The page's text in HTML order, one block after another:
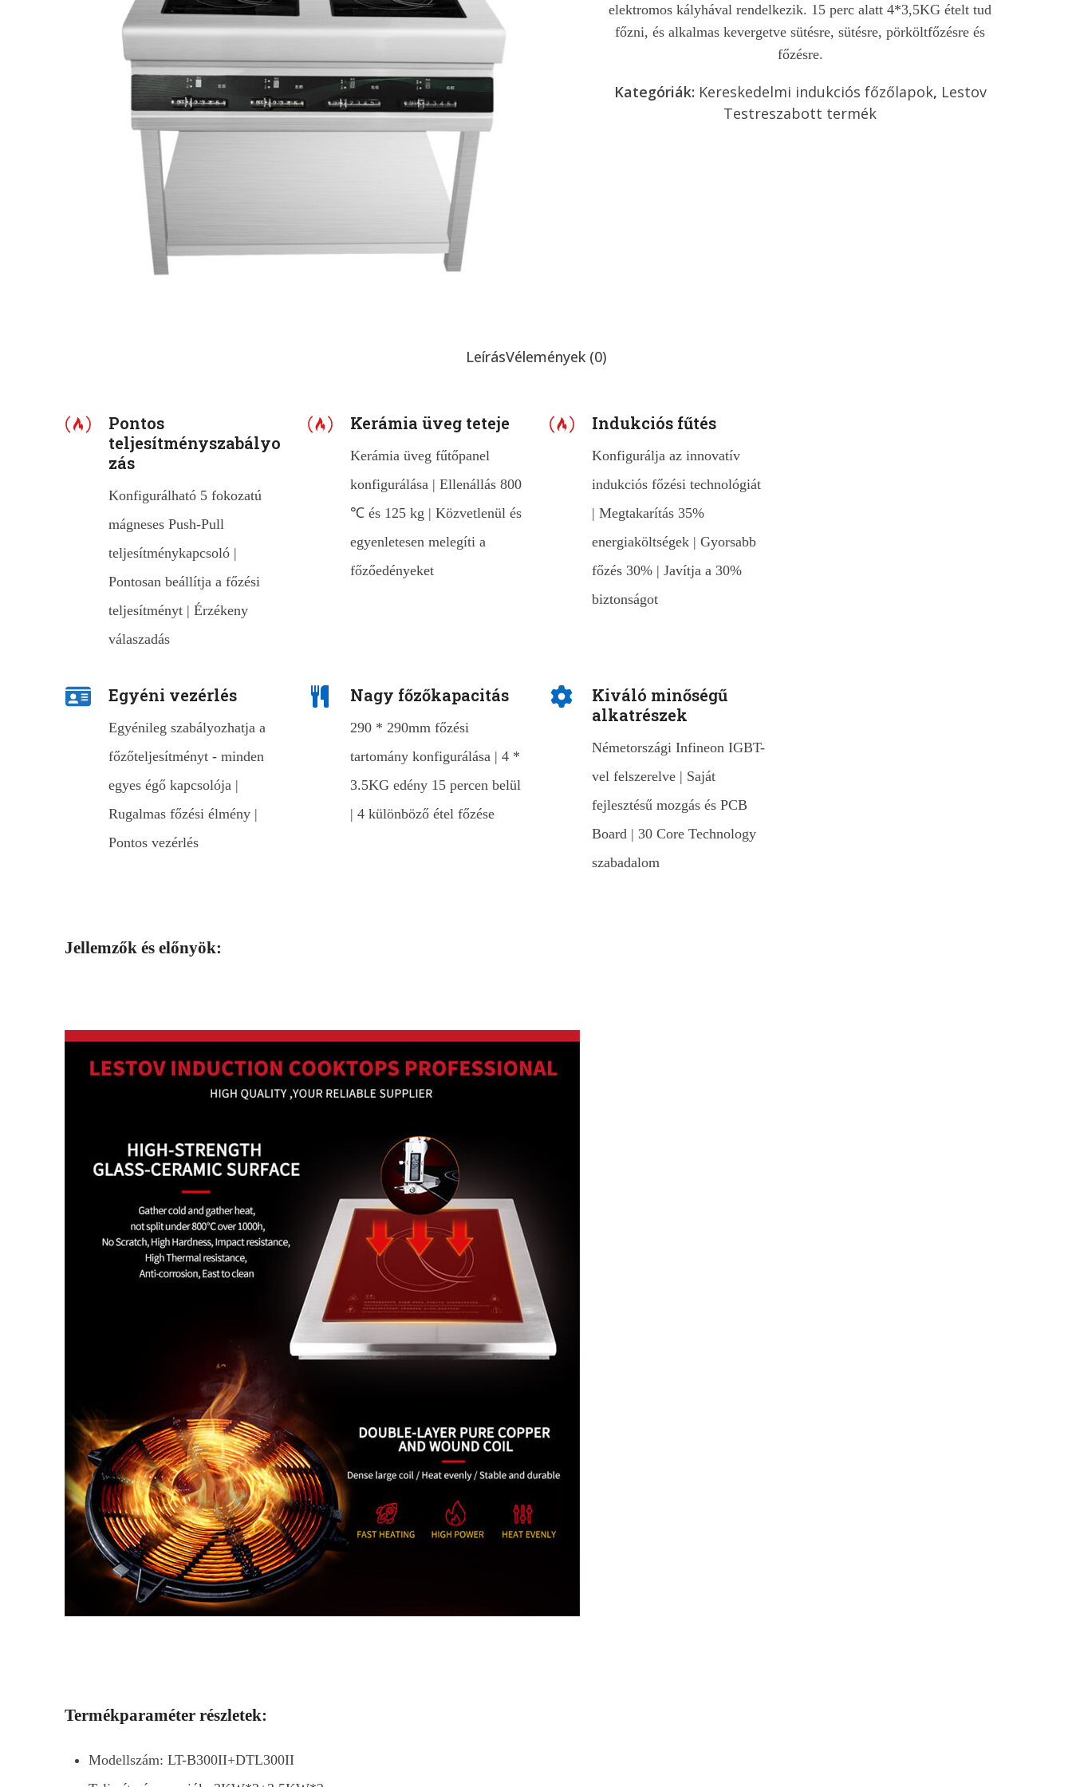
5
elektromos kályhával rendelkezik. 15 perc alatt 4*3,5KG ételt tud
főzni, és alkalmas kevergetve sütésre, sütésre, pörköltfőzésre és
főzésre.
Kategóriák: Kereskedelmi indukciós főzőlapok, Lestov
Testreszabott termék
LeírásVélemények (0)
Pontos
teljesítményszabályo
zás
Konfigurálható 5 fokozatú
mágneses Push-Pull
teljesítménykapcsoló |
Pontosan beállítja a főzési
teljesítményt | Érzékeny
válaszadás
Kerámia üveg teteje
Kerámia üveg fűtőpanel
konfigurálása | Ellenállás 800
℃ és 125 kg | Közvetlenül és
egyenletesen melegíti a
főzőedényeket
Indukciós fűtés
Konfigurálja az innovatív
indukciós főzési technológiát
| Megtakarítás 35%
energiaköltségek | Gyorsabb
főzés 30% | Javítja a 30%
biztonságot
Egyéni vezérlés
Egyénileg szabályozhatja a
főzőteljesítményt - minden
egyes égő kapcsolója |
Rugalmas főzési élmény |
Pontos vezérlés
Nagy főzőkapacitás
290 * 290mm főzési
tartomány konfigurálása | 4 *
3.5KG edény 15 percen belül
| 4 különböző étel főzése
Kiváló minőségű
alkatrészek
Németországi Infineon IGBT-
vel felszerelve | Saját
fejlesztésű mozgás és PCB
Board | 30 Core Technology
szabadalom
Jellemzők és előnyök:
Termékparaméter részletek:
Modellszám: LT-B300II+DTL300II